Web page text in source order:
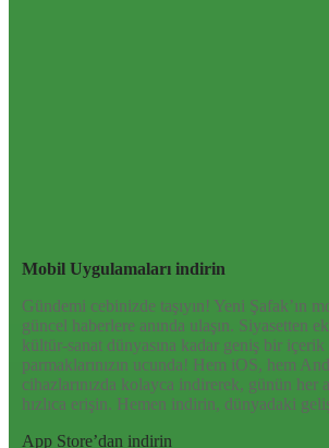
Tarafsız, dinamik ve derinlemesine
bir yelpazede sunduğu haberlerle, hem
neler olup bittiğini anında öğrenin. Dijital
Mobil Uygulamaları indirin
Gündemi cebinizde taşıyın! Yeni Şafak’ın
güncel haberlere anında ulaşın. Siyasetten
kültür-sanat dünyasına kadar geniş bir içerik
parmaklarınızın ucunda! Hem iOS, hem
cihazlarınızda kolayca indirerek, günün her
hızlıca erişin. Hemen indirin, dünyadaki
App Store’dan indirin